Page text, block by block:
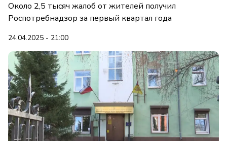
Около 2,5 тысяч жалоб от жителей получил
Роспотребнадзор за первый квартал года
24.04.2025 - 21:00